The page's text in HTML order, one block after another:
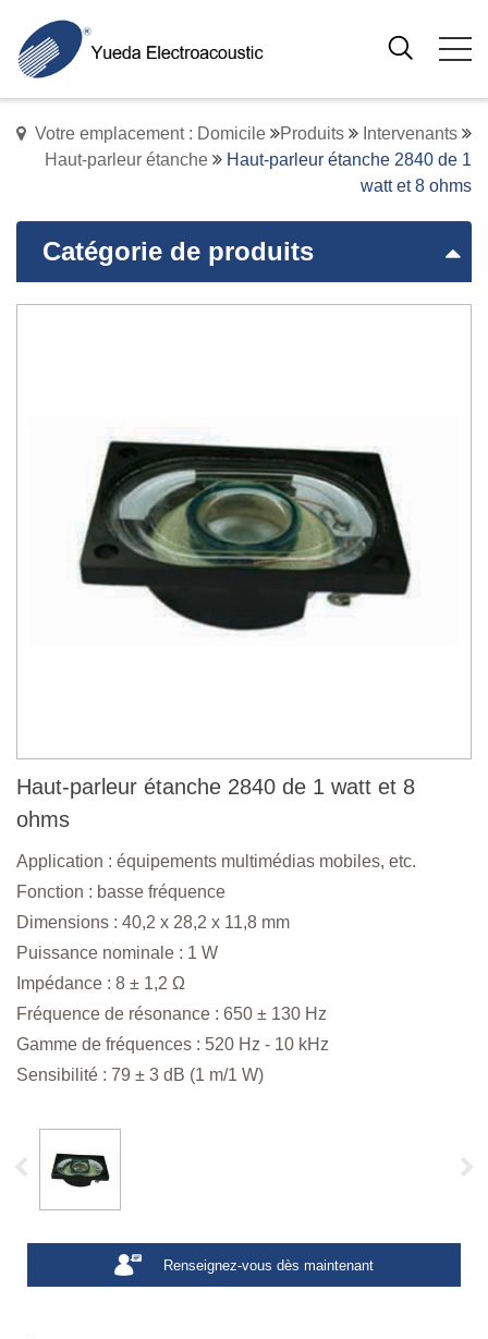
Votre emplacement : Domicile Produits
Intervenants
Haut-parleur étanche
Haut-parleur étanche 2840 de 1
watt et 8 ohms
Catégorie de produits
Haut-parleur étanche 2840 de 1 watt et 8
ohms
Application : équipements multimédias mobiles, etc.
Fonction : basse fréquence
Dimensions : 40,2 x 28,2 x 11,8 mm
Puissance nominale : 1 W
Impédance : 8 ± 1,2 Ω
Fréquence de résonance : 650 ± 130 Hz
Gamme de fréquences : 520 Hz - 10 kHz
Sensibilité : 79 ± 3 dB (1 m/1 W)
Renseignez-vous dès maintenant